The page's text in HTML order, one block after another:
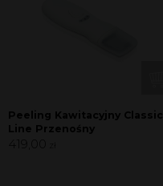
Peeling Kawitacyjny Classic
Line Przenośny
419,00